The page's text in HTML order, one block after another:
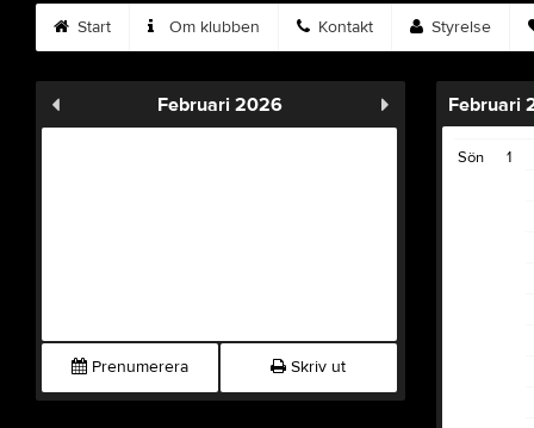
Start Om klubben Kontakt Styrelse
Februari 2026
Prenumerera Skriv ut
Februari
1
Sön